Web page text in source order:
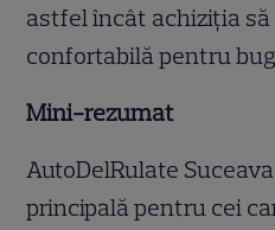
astfel încât achiziția
confortabilă pentru
Mini-rezumat
AutoDelRulate
principală pentru cei